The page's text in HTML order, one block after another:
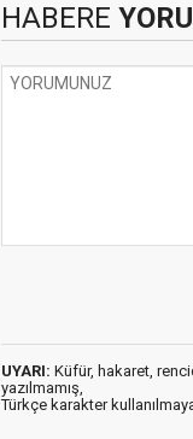
HABERE
UYARI: Küfür, hakaret,
yazılmamış,
Türkçe karakter